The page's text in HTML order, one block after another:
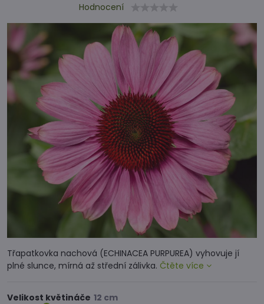
Hodnocení
Třapatkovka nachová (ECHINACEA PURPUREA) vyhovuje jí
plné slunce, mírná až střední zálivka. Čtěte více
Velikost květináče